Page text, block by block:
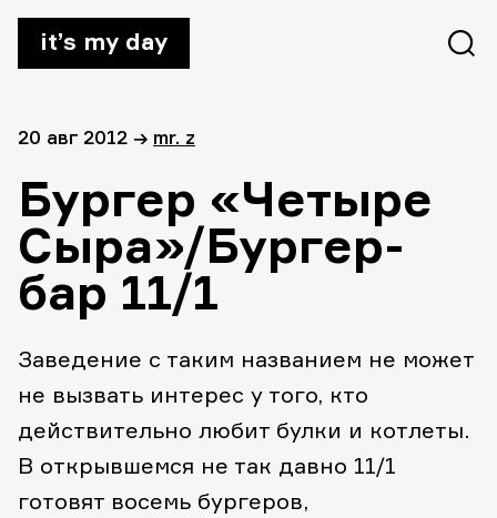
it’s my day
20 авг 2012 → mr. z
Бургер «Четыре
Сыра»/Бургер-
бар 11/1
Заведение с таким названием не может
не вызвать интерес у того, кто
действительно любит булки и котлеты.
В открывшемся не так давно 11/1
готовят восемь бургеров,